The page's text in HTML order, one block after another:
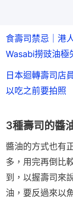
食壽司禁忌｜
Wasabi撈豉油極
日本迴轉壽司店
以吃之前要拍照
3種壽司的醬
醬油的方式也有
多，用完再倒比
到，以握壽司來
油，要反過來以